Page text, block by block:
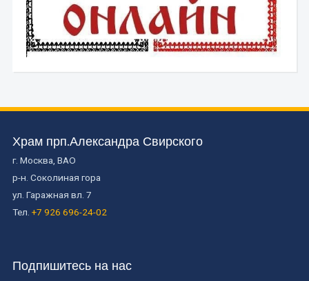
Храм прп.Александра Свирского
г. Москва, ВАО
р-н. Соколиная гора
ул. Гаражная вл. 7
Тел. +7 926 696-24-02
Подпишитесь на нас